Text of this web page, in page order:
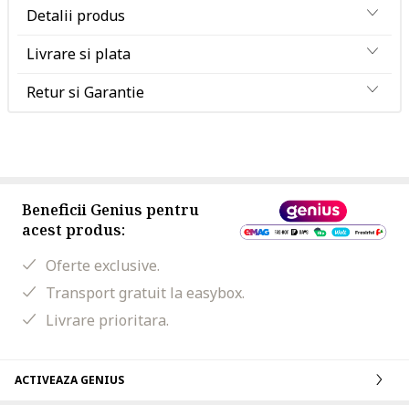
Detalii produs
Livrare si plata
Retur si Garantie
Beneficii Genius pentru
acest produs:
Oferte exclusive.
Transport gratuit la easybox.
Livrare prioritara.
ACTIVEAZA GENIUS